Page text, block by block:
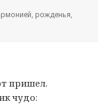
, рожденья,
пришел.
чудо: